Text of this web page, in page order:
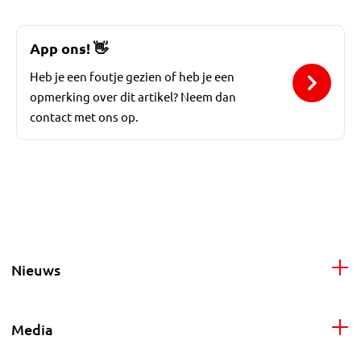
App ons!👋
Heb je een foutje gezien of heb je een
opmerking over dit artikel? Neem dan
contact met ons op.
Nieuws
Media